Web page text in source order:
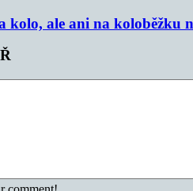
kolo, ale ani na koloběžku